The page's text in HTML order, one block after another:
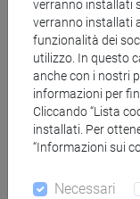
una raccolta parte
avventurieri della
Questi materiali
dove il prestito di
mercante si
commerce”.
verranno installati
verranno installati
funzionalità dei
utilizzo. In questo
anche con i nostri
informazioni per
Cliccando “Lista
installati. Per
“Informazioni sui
Necessari